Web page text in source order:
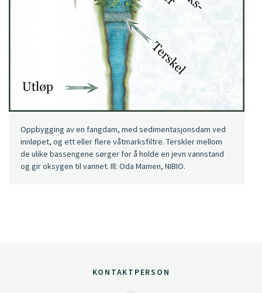
Oppbygging av en fangdam, med sedimentasjonsdam ved
innløpet, og ett eller flere våtmarksfiltre. Terskler mellom
de ulike bassengene sørger for å holde en jevn vannstand
og gir oksygen til vannet. Ill: Oda Mamen, NIBIO.
KONTAKTPERSON